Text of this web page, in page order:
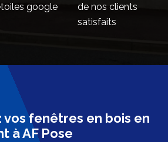
google
de nos clients
satisfaits
vos fenêtres en bois en
à AF Pose